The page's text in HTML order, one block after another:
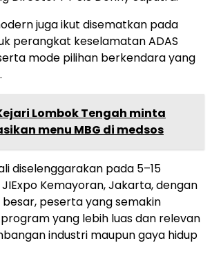
juga ikut disematkan pada
perangkat keselamatan ADAS
mode pilihan berkendara yang
Lombok Tengah minta
menu MBG di medsos
diselenggarakan pada 5–15
Kemayoran, Jakarta, dengan
peserta yang semakin
yang lebih luas dan relevan
industri maupun gaya hidup